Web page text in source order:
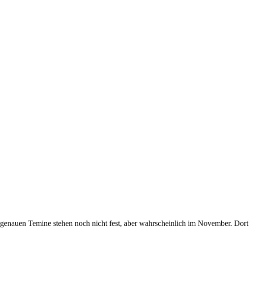
Temine stehen noch nicht fest, aber wahrscheinlich im November. Dort